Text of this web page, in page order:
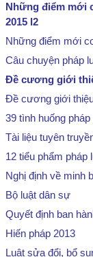
Những điểm mới
2015 l2
Những điểm mới
Câu chuyện pháp
Đề cương giới
Đề cương giới
39 tình huống
Tài liệu tuyên
12 tiểu phẩm pháp
Nghị định về minh
Bộ luật dân sự
Quyết định ban
Hiến pháp 2013
Luật sửa đổi, bổ